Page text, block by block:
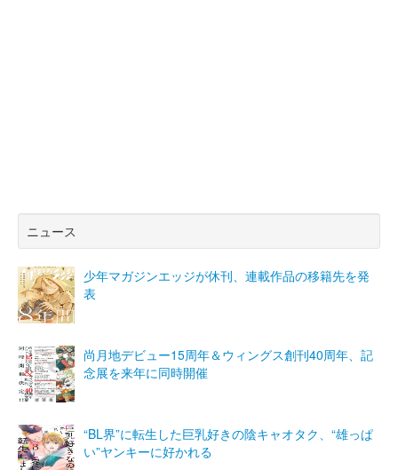
ニュース
少年マガジンエッジが休刊、連載作品の移籍先を発
表
尚月地デビュー15周年＆ウィングス創刊40周年、記
念展を来年に同時開催
“BL界”に転生した巨乳好きの陰キャオタク、“雄っぱ
い”ヤンキーに好かれる